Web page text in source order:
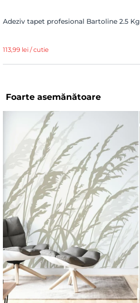
Adeziv tapet profesional Bartoline 2.5 Kg
113,99 lei / cutie
Foarte asemănătoare